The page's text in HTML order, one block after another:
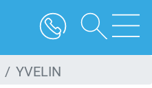
YVELIN